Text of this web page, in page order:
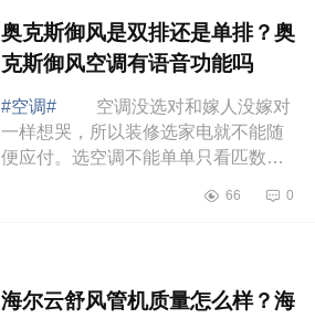
奥克斯御风是双排还是单排？奥
克斯御风空调有语音功能吗
#空调#
空调没选对和嫁人没嫁对
一样想哭，所以装修选家电就不能随
便应付。选空调不能单单只看匹数，
大家介绍下奥克斯御风是双排还是单
66 0
海尔云舒风管机质量怎么样？海